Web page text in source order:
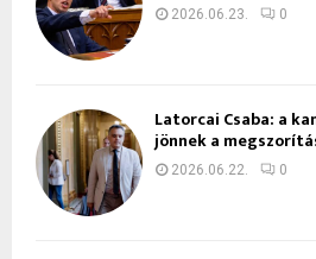
2026.06.23. 0
Latorcai Csaba: a
jönnek a
2026.06.22. 0